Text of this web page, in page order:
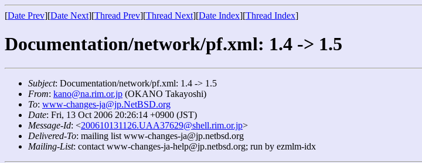
[Date Prev][Date Next][Thread Prev][Thread Next][Date Index][Thread Index]
Documentation/network/pf.xml: 1.4 -> 1.5
Subject: Documentation/network/pf.xml: 1.4 -> 1.5
From: kano@na.rim.or.jp (OKANO Takayoshi)
To: www-changes-ja@jp.NetBSD.org
Date: Fri, 13 Oct 2006 20:26:14 +0900 (JST)
Message-Id: <200610131126.UAA37629@shell.rim.or.jp>
Delivered-To: mailing list www-changes-ja@jp.netbsd.org
Mailing-List: contact www-changes-ja-help@jp.netbsd.org; run by ezmlm-idx